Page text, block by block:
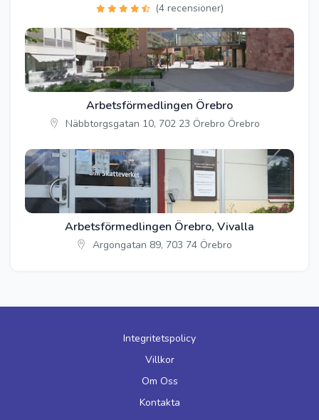
(4 recensioner)
Arbetsförmedlingen Örebro
Näbbtorgsgatan 10, 702 23 Örebro Örebro
Arbetsförmedlingen Örebro, Vivalla
Argongatan 89, 703 74 Örebro
Integritetspolicy
Villkor
Om Oss
Kontakta